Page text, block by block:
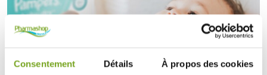
Consentement Détails À propos des cookies